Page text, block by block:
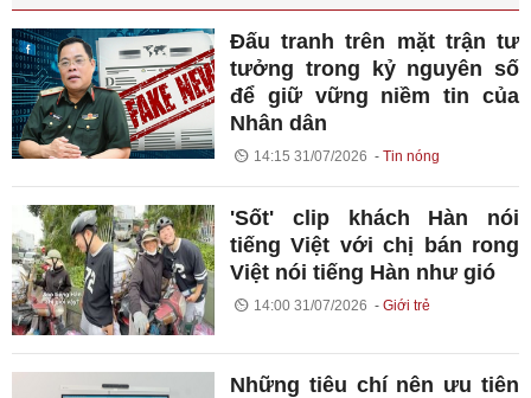
Đấu tranh trên mặt trận tư
tưởng trong kỷ nguyên số
để giữ vững niềm tin của
Nhân dân
14:15 31/07/2026 Tin nóng
'Sốt' clip khách Hàn nói
tiếng Việt với chị bán rong
Việt nói tiếng Hàn như gió
14:00 31/07/2026 Giới trẻ
Những tiêu chí nên ưu tiên